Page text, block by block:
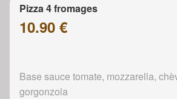
Pizza 4 fromages
10.90 €
Base sauce tomate, mozzarella,
gorgonzola